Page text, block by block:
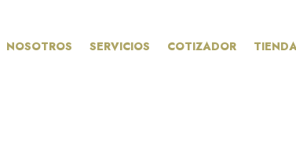
NOSOTROS SERVICIOS COTIZADOR